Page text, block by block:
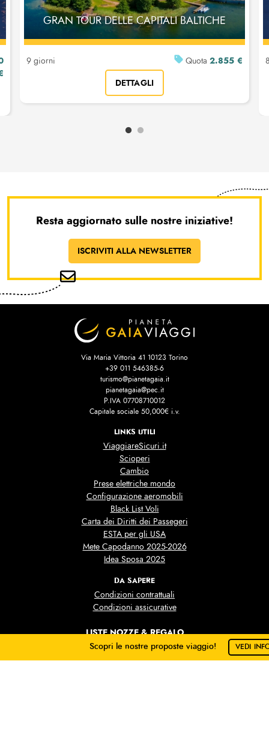
Scopri le nostre proposte viaggio! VEDI
GRAN TOUR DELLE CAPITALI BALTICHE
9 giorni Quota 2.855 €
DETTAGLI
Resta aggiornato sulle nostre iniziative!
ISCRIVITI ALLA NEWSLETTER
Via Maria Vittoria 41 10123 Torino
+39 011 546385-6
turismo@pianetagaia.it
pianetagaia@pec.it
P.IVA 07708710012
Capitale sociale 50,000€ i.v.
LINKS UTILI
ViaggiareSicuri.it
Scioperi
Cambio
Prese elettriche mondo
Configurazione aeromobili
Black List Voli
Carta dei Diritti dei Passegeri
ESTA per gli USA
Mete Capodanno 2025-2026
Idea Sposa 2025
DA SAPERE
Condizioni contrattuali
Condizioni assicurative
LISTE NOZZE & REGALO
Viaggi di Nozze
Facci sapere dove vorresti andare!